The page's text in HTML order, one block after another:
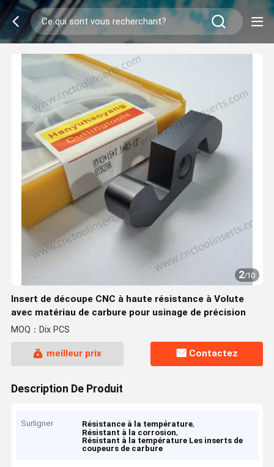
2/10
Insert de découpe CNC à haute résistance à Volute
avec matériau de carbure pour usinage de précision
MOQ：Dix PCS
meilleur prix Contactez
Description De Produit
Surligner Résistance à la température,
Résistant à la corrosion,
Résistant à la température Les inserts de
coupeurs de carbure